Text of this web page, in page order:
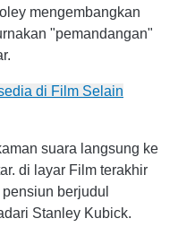
mengembangkan
"pemandangan"
di Film Selain
suara langsung ke
di layar Film terakhir
berjudul
Stanley Kubick.